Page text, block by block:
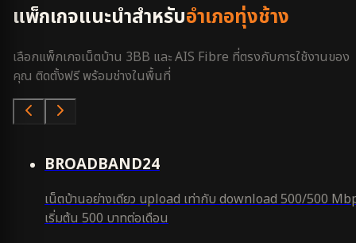
แพ็กเกจแนะนำสำหรับอำเภอทุ่งช้าง
เลือกแพ็กเกจเน็ตบ้าน 3BB และ AIS Fibre ที่ตรงกับการใช้งานของ
คุณ ติดตั้งฟรี พร้อมช่างในพื้นที่
BROADBAND24
เน็ตบ้านอย่างเดียว upload เท่ากับ download 500/500
เริ่มต้น 500 บาทต่อเดือน